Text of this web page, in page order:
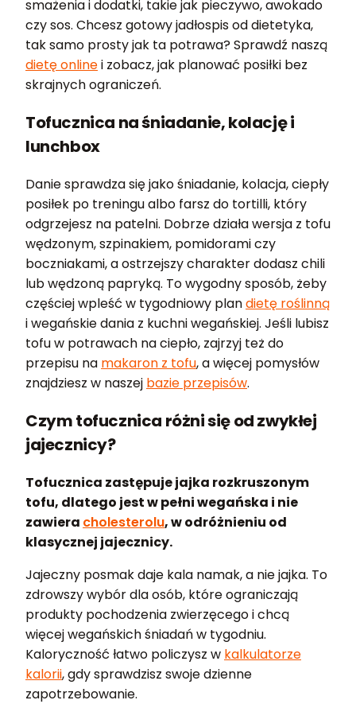
smażenia i dodatki, takie jak pieczywo, awokado
czy sos. Chcesz gotowy jadłospis od dietetyka,
tak samo prosty jak ta potrawa? Sprawdź naszą
dietę onlinei zobacz, jak planować posiłki bez
skrajnych ograniczeń.
Tofucznica na śniadanie, kolację i
lunchbox
Danie sprawdza się jako śniadanie, kolacja, ciepły
posiłek po treningu albo farsz do tortilli, który
odgrzejesz na patelni. Dobrze działa wersja z tofu
wędzonym, szpinakiem, pomidorami czy
boczniakami, a ostrzejszy charakter dodasz chili
lub wędzoną papryką. To wygodny sposób, żeby
częściej wpleść w tygodniowy plandietę roślinną
i wegańskie dania z kuchni wegańskiej. Jeśli lubisz
tofu w potrawach na ciepło, zajrzyj też do
przepisu na makaron z tofu, a więcej pomysłów
znajdziesz w naszej bazie przepisów.
Czym tofucznica różni się od zwykłej
jajecznicy?
Tofucznica zastępuje jajka rozkruszonym
tofu, dlatego jest w pełni wegańska i nie
zawiera cholesterolu, w odróżnieniu od
klasycznej jajecznicy.
Jajeczny posmak daje kala namak, a nie jajka. To
zdrowszy wybór dla osób, które ograniczają
produkty pochodzenia zwierzęcego i chcą
więcej wegańskich śniadań w tygodniu.
Kaloryczność łatwo policzysz w kalkulatorze
kalorii, gdy sprawdzisz swoje dzienne
zapotrzebowanie.